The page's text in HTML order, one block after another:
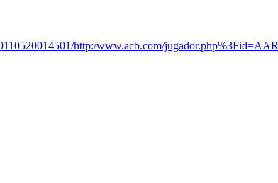
http:/www.acb.com/jugador.php%3Fid=AAR